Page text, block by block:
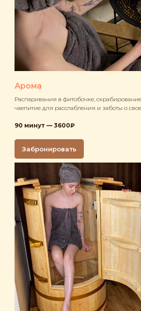
Арома
Распаривания в фитобочке,
чаепитие для расслабления и заботы о
90 минут — 3600₽
Забронировать